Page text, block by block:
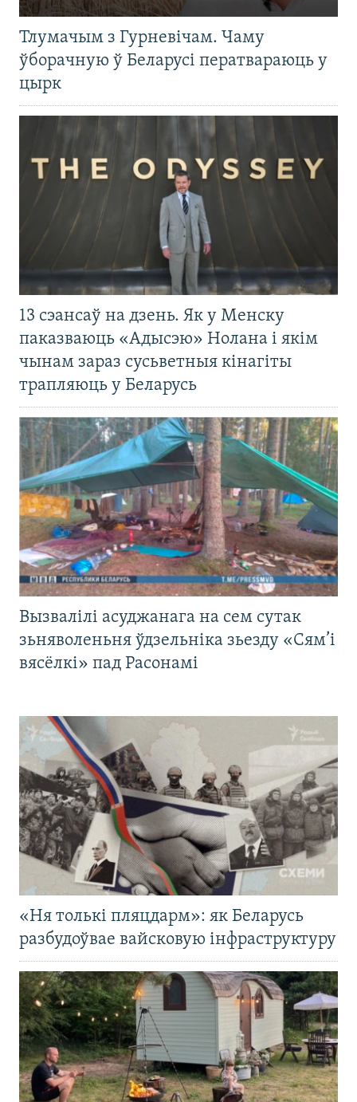
Тлумачым з Гурневічам. Чаму
ўборачную ў Беларусі ператвараюць у
цырк
13 сэансаў на дзень. Як у Менску
паказваюць «Адысэю» Нолана і якім
чынам зараз сусьветныя кінагіты
трапляюць у Беларусь
Вызвалілі асуджанага на сем сутак
зьняволеньня ўдзельніка зьезду «Сям’і
вясёлкі» пад Расонамі
«Ня толькі пляцдарм»: як Беларусь
разбудоўвае вайсковую інфраструктуру